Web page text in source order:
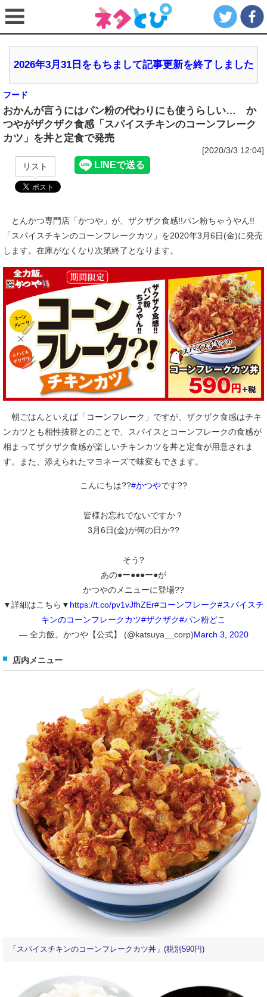
2026年3月31日をもちまして記事更新を終了しました
フード
おかんが言うにはパン粉の代わりにも使うらしい… か
つやがザクザク食感「スパイスチキンのコーンフレーク
カツ」を丼と定食で発売
[2020/3/3 12:04]
リスト
とんかつ専門店「かつや」が、ザクザク食感!!パン粉ちゃうやん!!
「スパイスチキンのコーンフレークカツ」を2020年3月6日(金)に発売
します。在庫がなくなり次第終了となります。
朝ごはんといえば「コーンフレーク」ですが、ザクザク食感はチキ
ンカツとも相性抜群とのことで、スパイスとコーンフレークの食感が
相まってザクザク食感が楽しいチキンカツを丼と定食が用意されま
す。また、添えられたマヨネーズで味変もできます。
こんにちは??#かつやです??
皆様お忘れでないですか？
3月6日(金)が何の日か??
そう?
あの●ー●●●ー●が
かつやのメニューに登場??
▼詳細はこちら▼ https://t.co/pv1vJfhZEr#コーンフレーク#スパイスチ
キンのコーンフレークカツ#ザクザク#パン粉どこ
— 全力飯。かつや【公式】 (@katsuya__corp)March 3, 2020
店内メニュー
「スパイスチキンのコーンフレークカツ丼」(税別590円)